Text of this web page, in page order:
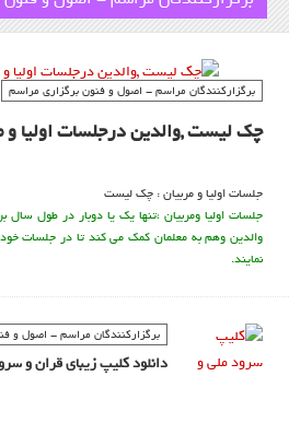
برگزارکنندگان مراسم - اصول و فنون برگزاری مراسم
چک لیست ,والدین درجلسات اولیا و
جلسات اولیا و مربیان : چک لیست
جلسات اولیا ومربیان ،تنها یک یا دوبار در طول
والدین وهم به معلمان کمک می کند تا در جلسات خود
نمایند.
برگزارکنندگان مراسم - اصول و
دانلود کلیپ زیبای قران و